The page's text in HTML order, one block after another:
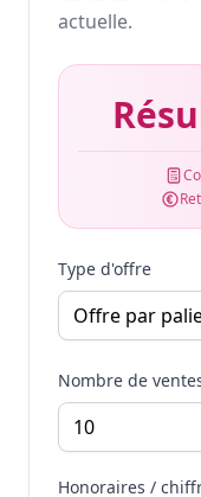
actuelle.
Type d'offre
Nombre de
Honoraires /